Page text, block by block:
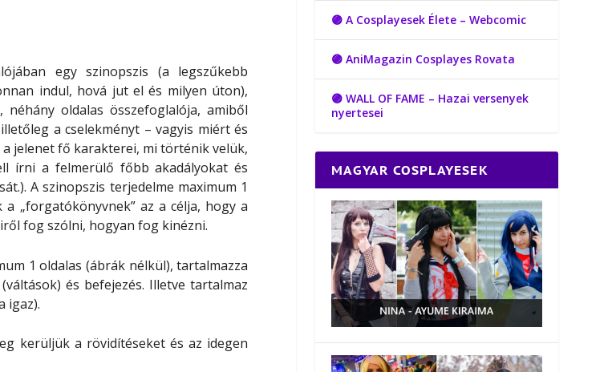
egyszinopszis (a legszűkebb
indul, hová jut el és milyen úton),
oldalas összefoglalója, amiből
a cselekményt – vagyis miért és
a jelenet fő karakterei, mi történik velük,
írni a felmerülő főbb akadályokat és
.). A szinopszis terjedelme maximum 1
a „forgatókönyvnek” az a célja, hogya
fog szólni, hogyan fog kinézni.
1 oldalas (ábrák nélkül), tartalmazza
és befejezés. Illetve tartalmaz
igaz).
kerüljük a rövidítéseket és az idegen
🟣 A Cosplayesek Élete – Webcomic
🟣 AniMagazin Cosplayes Rovata
🟣 WALL OF FAME – Hazai versenyek
nyertesei
MAGYAR COSPLAYESEK